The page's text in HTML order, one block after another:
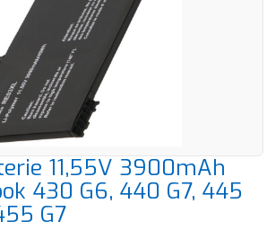
11,55V 3900mAh
430 G6, 440 G7, 445
G7